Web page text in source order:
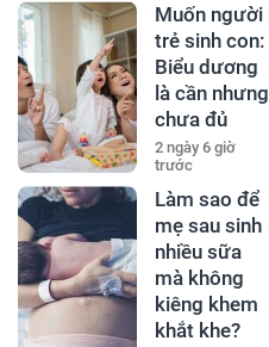
Muốn người
trẻ sinh con:
Biểu dương
là cần nhưng
chưa đủ
2 ngày 6 giờ
trước
Làm sao để
mẹ sau sinh
nhiều sữa
mà không
kiêng khem
khắt khe?